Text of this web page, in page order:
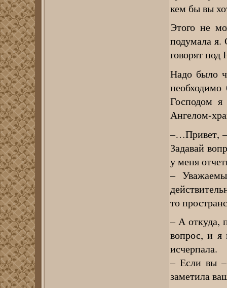
кем бы вы
Этого не
подумала я.
говорят
Надо было
Господом
Ангелом-
–…Привет,
Задавай
у меня
–
то
– А откуда,
вопрос, и я
исчерпала.
– Если вы
заметила